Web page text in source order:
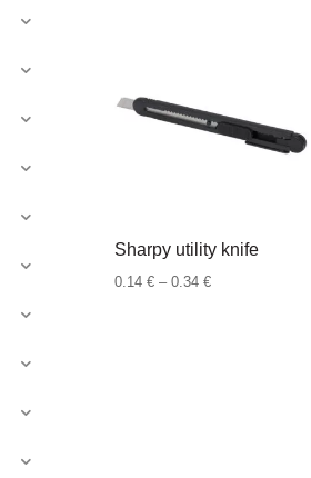
Sharpy utility knife
0.14 € – 0.34 €Raspon